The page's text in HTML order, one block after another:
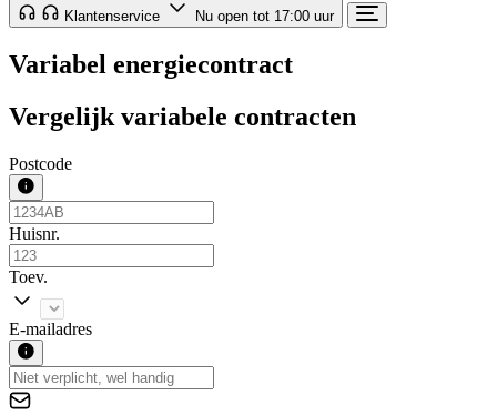
Klantenservice Nu open tot 17:00 uur
Variabel energiecontract
Vergelijk variabele contracten
Postcode
Huisnr.
Toev.
E-mailadres